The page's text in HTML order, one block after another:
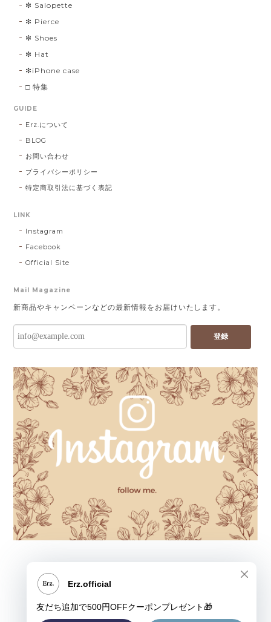
❇︎ Salopette
❇︎ Pierce
❇︎ Shoes
❇︎ Hat
❇︎iPhone case
□ 特集
GUIDE
Erz.について
BLOG
お問い合わせ
プライバシーポリシー
特定商取引法に基づく表記
LINK
Instagram
Facebook
Official Site
Mail Magazine
新商品やキャンペーンなどの最新情報をお届けいたします。
登録